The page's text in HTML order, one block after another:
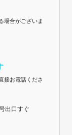
場合がございま
接お電話くださ
出口すぐ